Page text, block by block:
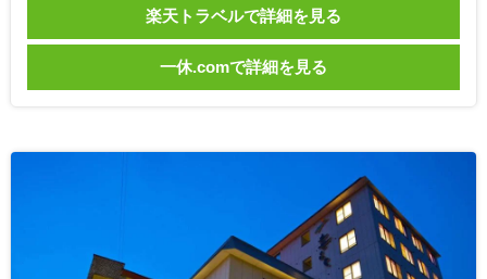
楽天トラベルで詳細を見る
一休.comで詳細を見る